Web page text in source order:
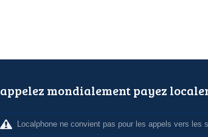
appelez mondialement payez
Localphone ne convient pas pour les appels vers les